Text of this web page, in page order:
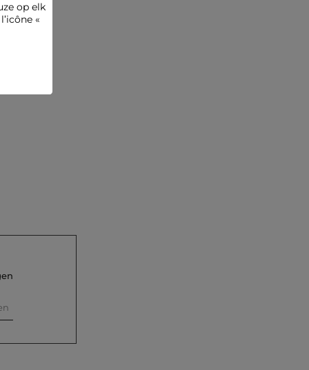
op elk
«